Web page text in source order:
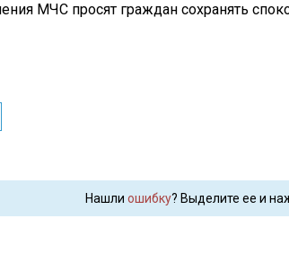
МЧС просят граждан сохранять
Нашли ошибку? Выделите ее и